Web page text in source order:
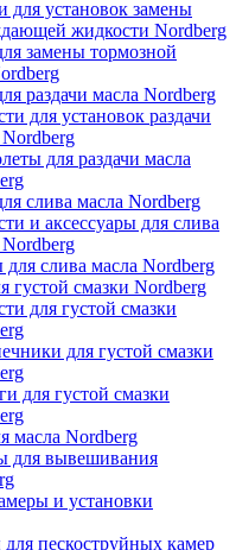
для установок замены
жидкости Nordberg
замены тормозной
раздачи масла Nordberg
для установок раздачи
для раздачи масла
слива масла Nordberg
и аксессуары для слива
слива масла Nordberg
смазки Nordberg
для густой смазки
для густой смазки
для густой смазки
масла Nordberg
для вывешивания
и установки
пескоструйных камер